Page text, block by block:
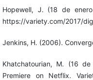
Hopewell, J. (18 de
https://variety.com/2017/
Jenkins, H. (2006).
Khatchatourian, M. (16
Premiere on Netflix.